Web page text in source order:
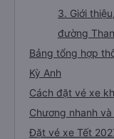
3. Giới
đường
Bảng tổng hợp
Kỳ Anh
Cách đặt vé xe
Chương nhanh
Đặt vé xe Tết